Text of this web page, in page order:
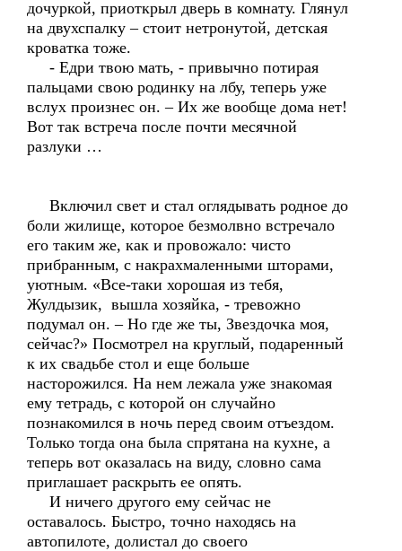
дочуркой, приоткрыл дверь в комнату. Глянул
на двухспалку – стоит нетронутой, детская
кроватка тоже.
- Едри твою мать, - привычно потирая
пальцами свою родинку на лбу, теперь уже
вслух произнес он. – Их же вообще дома нет!
Вот так встреча после почти месячной
разлуки …
Включил свет и стал оглядывать родное до
боли жилище, которое безмолвно встречало
его таким же, как и провожало: чисто
прибранным, с накрахмаленными шторами,
уютным. «Все-таки хорошая из тебя,
Жулдызик, вышла хозяйка, - тревожно
подумал он. – Но где же ты, Звездочка моя,
сейчас?» Посмотрел на круглый, подаренный
к их свадьбе стол и еще больше
насторожился. На нем лежала уже знакомая
ему тетрадь, с которой он случайно
познакомился в ночь перед своим отъездом.
Только тогда она была спрятана на кухне, а
теперь вот оказалась на виду, словно сама
приглашает раскрыть ее опять.
И ничего другого ему сейчас не
оставалось. Быстро, точно находясь на
автопилоте, долистал до своего